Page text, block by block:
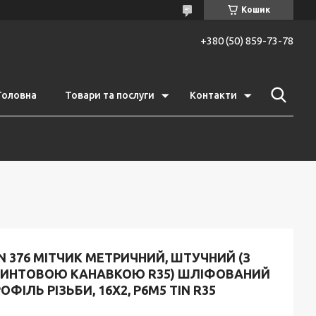
Кошик
+380 (50) 859-73-78
Товари та послуги Контакти
376 МІТЧИК МЕТРИЧНИЙ, ШТУЧНИЙ (З
КАНАВКОЮ R35) ШЛІФОВАНИЙ
РІЗЬБИ, 16Х2, Р6М5 TIN R35